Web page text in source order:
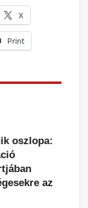
X
Print
oszlopa:
az